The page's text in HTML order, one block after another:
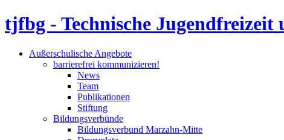
tjfbg - Technische Jugendfreizeit
Außerschulische Angebote
barrierefrei kommunizieren!
News
Team
Publikationen
Stiftung
Bildungsverbünde
Bildungsverbund Marzahn-Mitte